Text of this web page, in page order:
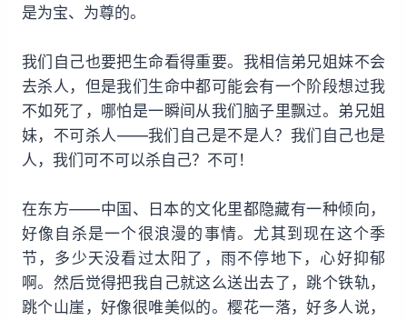
是为宝、为尊的。
我们自己也要把生命看得重要。我相信弟兄姐妹不会
去杀人，但是我们生命中都可能会有一个阶段想过我
不如死了，哪怕是一瞬间从我们脑子里飘过。弟兄姐
妹，不可杀人——我们自己是不是人？我们自己也是
人，我们可不可以杀自己？不可！
在东方——中国、日本的文化里都隐藏有一种倾向，
好像自杀是一个很浪漫的事情。尤其到现在这个季
节，多少天没看过太阳了，雨不停地下，心好抑郁
啊。然后觉得把我自己就这么送出去了，跳个铁轨，
跳个山崖，好像很唯美似的。樱花一落，好多人说，